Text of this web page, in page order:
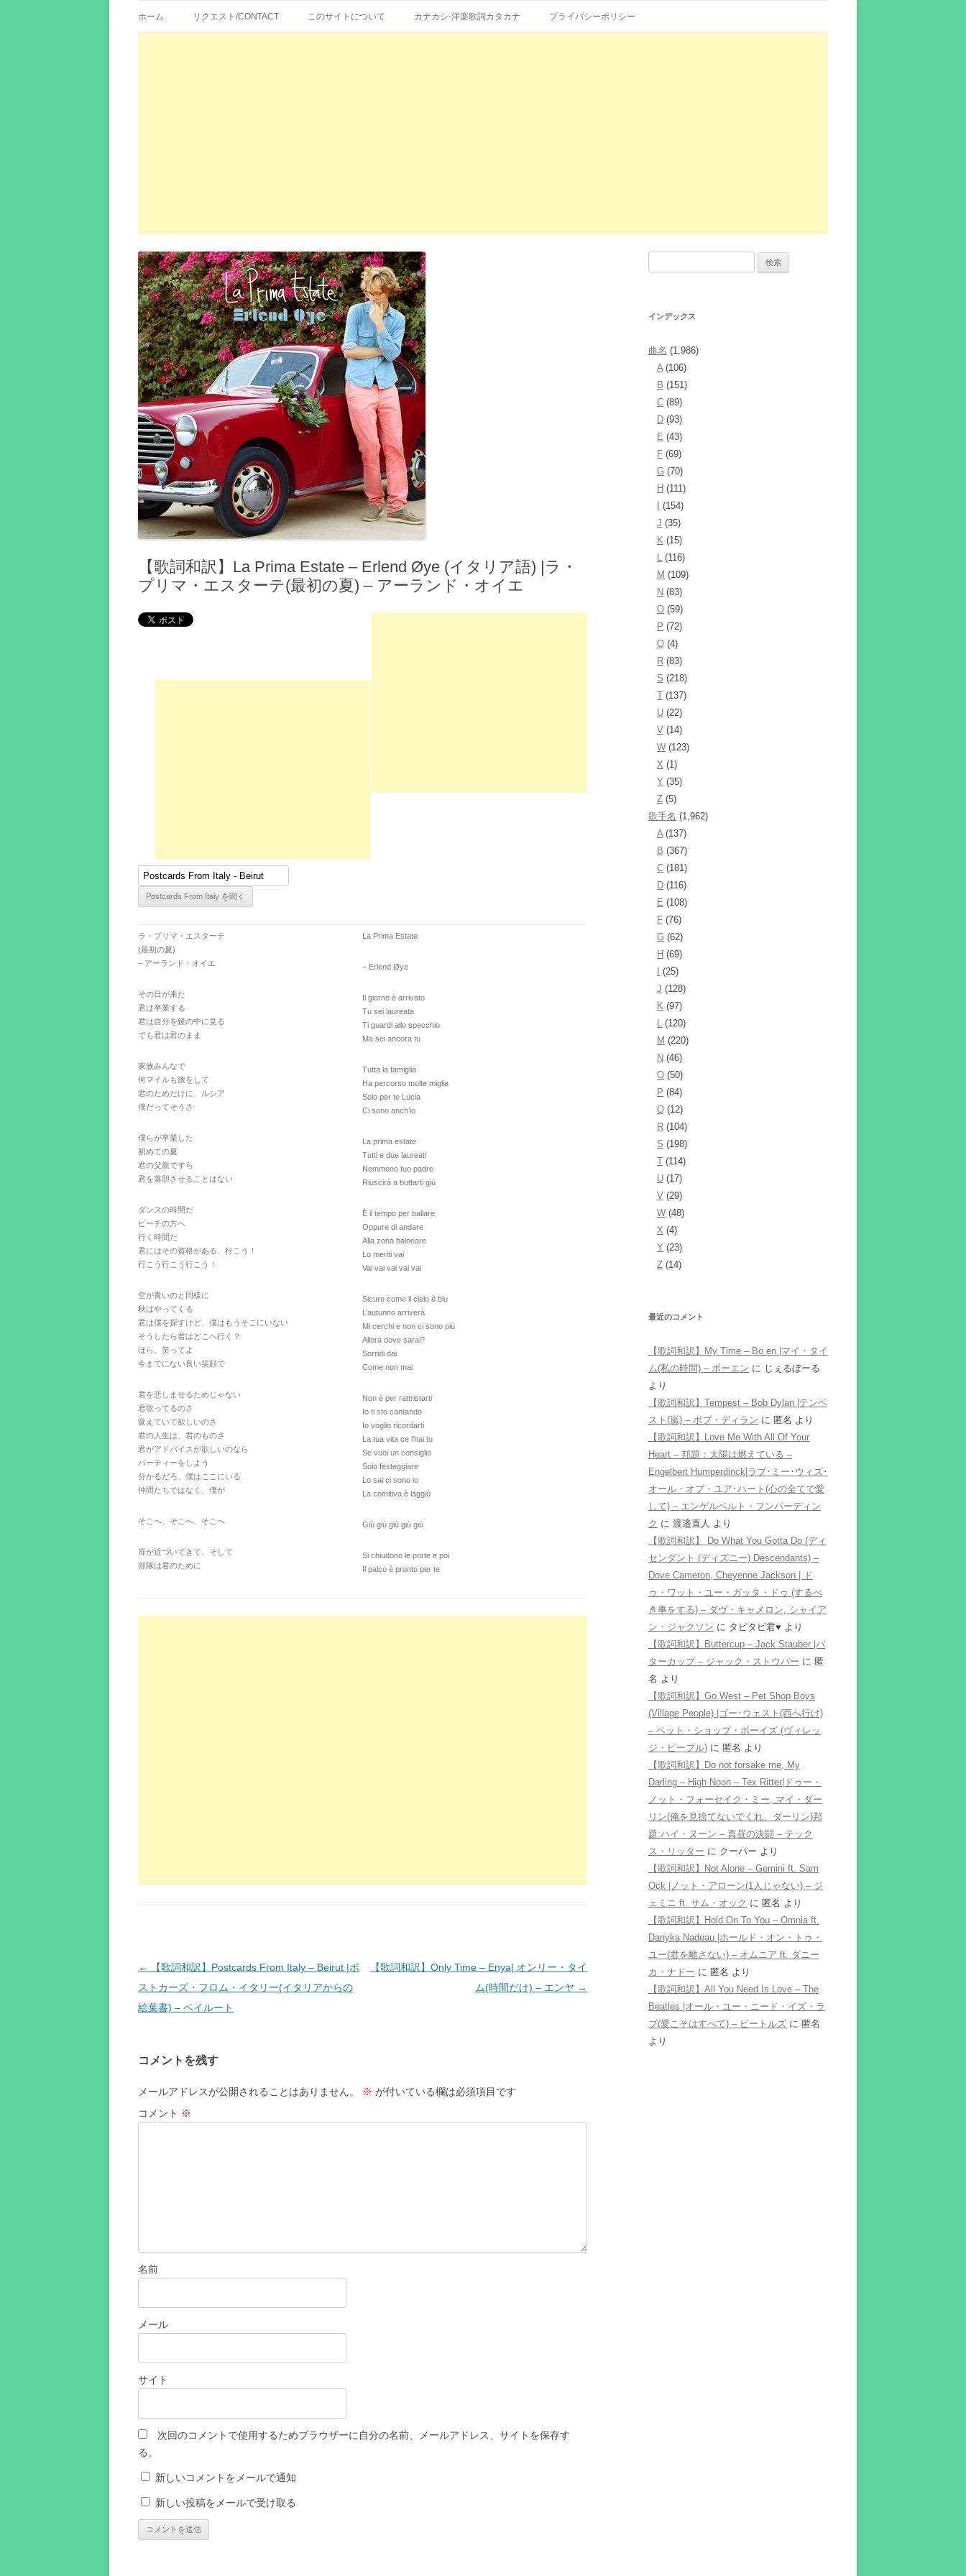
エイカシ | 洋楽歌詞の和訳、英語の意味、読み方
ン
ン
ホーム リクエスト/CONTACT このサイトについて カナカシ-洋楽歌詞カタカナ プライバシーポリシー
【歌詞和訳】La Prima Estate – Erlend Øye (イタリア語) |ラ・
プリマ・エスターテ(最初の夏) – アーランド・オイエ
ラ・プリマ・エスターテ
(最初の夏)
– アーランド・オイエ
その日が来た
君は卒業する
君は自分を鏡の中に見る
でも君は君のまま
家族みんなで
何マイルも旅をして
君のためだけに、ルシア
僕だってそうさ
僕らが卒業した
初めての夏
君の父親ですら
君を落胆させることはない
ダンスの時間だ
ビーチの方へ
行く時間だ
君にはその資格がある、行こう！
行こう行こう行こう！
空が青いのと同様に
秋はやってくる
君は僕を探すけど、僕はもうそこにいない
そうしたら君はどこへ行く？
ほら、笑ってよ
今までにない良い笑顔で
君を悲しませるためじゃない
君歌ってるのさ
覚えていて欲しいのさ
君の人生は、君のものさ
君がアドバイスが欲しいのなら
パーティーをしよう
分かるだろ、僕はここにいる
仲間たちではなく、僕が
そこへ、そこへ、そこへ
扉が近づいてきて、そして
部隊は君のために
La Prima Estate
– Erlend Øye
Il giorno è arrivato
Tu sei laureata
Ti guardi allo specchio
Ma sei ancora tu
Tutta la famiglia
Ha percorso molte miglia
Solo per te Lucia
Ci sono anch’io
La prima estate
Tutti e due laureati
Nemmeno tuo padre
Riuscirà a buttarti giù
È il tempo per ballare
Oppure di andare
Alla zona balneare
Lo meriti vai
Vai vai vai vai vai
Sicuro come il cielo è blu
L’autunno arriverà
Mi cerchi e non ci sono più
Allora dove sarai?
Sorridi dai
Come non mai
Non è per rattristarti
Io ti sto cantando
Io voglio ricordarti
La tua vita ce l’hai tu
Se vuoi un consiglio
Solo festeggiare
Lo sai ci sono io
La comitiva è laggiù
Giù giù giù giù giù
Si chiudono le porte e poi
Il palco è pronto per te
投
稿
ナ
ー
シ
ョ
←
【歌詞和訳】Postcards From Italy – Beirut |ポ
ストカーズ・フロム・イタリー(イタリアからの
絵葉書) – ベイルート
【歌詞和訳】Only Time – Enya| オンリー・タイ
ム(時間だけ) – エンヤ →
コメントを残す
メールアドレスが公開されることはありません。 ※ が付いている欄は必須項目です
コメント ※
名前
メール
サイト
次回のコメントで使用するためブラウザーに自分の名前、メールアドレス、サイトを保存す
る。
新しいコメントをメールで通知
新しい投稿をメールで受け取る
インデックス
曲名 (1,986)
A(106)
B (151)
C (89)
D (93)
E (43)
F (69)
G (70)
H (111)
(154)
J (35)
K (15)
L (116)
M (109)
N (83)
O (59)
P (72)
Q (4)
R (83)
S (218)
T (137)
U (22)
V (14)
W (123)
X (1)
Y (35)
Z (5)
歌手名 (1,962)
A(137)
B (367)
C (181)
D (116)
E (108)
F (76)
G (62)
H (69)
(25)
J (128)
K (97)
L (120)
M (220)
N (46)
O (50)
P (84)
Q (12)
R (104)
S (198)
T (114)
U (17)
V (29)
W (48)
X (4)
Y (23)
Z (14)
最近のコメント
【歌詞和訳】My Time – Bo en |マイ・タイ
ム(私の時間) – ボーエン に じぇるぼーる
より
【歌詞和訳】Tempest – Bob Dylan |テンペ
スト(嵐) – ボブ・ディラン に 匿名 より
【歌詞和訳】Love Me With All Of Your
Heart – 邦題：太陽は燃えている –
Engelbert Humperdinck|ラブ･ミー･ウィズ･
オール・オブ・ユア･ハート(心の全てで愛
して) – エンゲルベルト・フンパーディン
ク に 渡邉直人 より
【歌詞和訳】 Do What You Gotta Do (ディ
センダント (ディズニー) Descendants) –
Dove Cameron, Cheyenne Jackson | ド
ゥ・ワット・ユー・ガッタ・ドゥ (するべ
き事をする) – ダヴ・キャメロン, シャイア
ン・ジャクソン に タピタピ君♥️ より
【歌詞和訳】Buttercup – Jack Stauber |バ
ターカップ – ジャック・ストウバー に 匿
名 より
【歌詞和訳】Go West – Pet Shop Boys
(Village People) |ゴー･ウェスト(西へ行け)
– ペット・ショップ・ボーイズ (ヴィレッ
ジ・ピープル) に 匿名 より
【歌詞和訳】Do not forsake me, My
Darling – High Noon – Tex Ritter|ドゥー・
ノット・フォーセイク・ミー, マイ・ダー
リン(俺を見捨てないでくれ、ダーリン)邦
題:ハイ・ヌーン – 真昼の決闘 – テック
ス・リッター に クーパー より
【歌詞和訳】Not Alone – Gemini ft. Sam
Ock |ノット・アローン(1人じゃない) – ジ
ェミニ ft. サム・オック に 匿名 より
【歌詞和訳】Hold On To You – Omnia ft.
Danyka Nadeau |ホールド・オン・トゥ・
ユー(君を離さない) – オムニア ft. ダニー
カ・ナドー に 匿名 より
【歌詞和訳】All You Need Is Love – The
Beatles |オール・ユー・ニード・イズ・ラ
ブ(愛こそはすべて) – ビートルズ に 匿名
より